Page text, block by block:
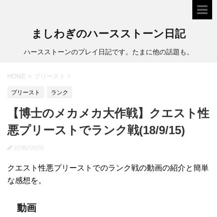
ましわぎのハースストーン日記
ハースストーンのプレイ日記です。たまに他の話題も。
HOME > プリースト >
プリースト ランク
【博士のメカメカ大作戦】クエスト性
悪プリーストでランク戦(18/9/15)
2018/09/15
クエスト性悪プリーストでのランク戦の動画の紹介と簡単
な感想を。
動画